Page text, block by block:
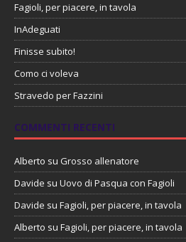
Fagioli, per piacere, in tavola
InAdeguati
Finisse subito!
Como ci voleva
Stravedo per Fazzini
COMMENTI RECENTI
Alberto su Grosso allenatore
Davide su Uovo di Pasqua con Fagioli
Davide su Fagioli, per piacere, in tavola
Alberto su Fagioli, per piacere, in tavola